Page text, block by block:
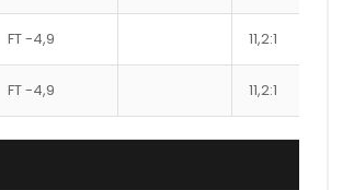
FT -4,9 11,2:1
FT -4,9 11,2:1